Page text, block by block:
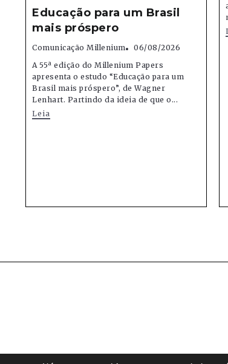
Educação para um Brasil
mais próspero
Comunicação Millenium
06/08/2026
A 55ª edição do Millenium Papers
apresenta o estudo “Educação para um
Brasil mais próspero”, de Wagner
Lenhart. Partindo da ideia de que o...
Leia